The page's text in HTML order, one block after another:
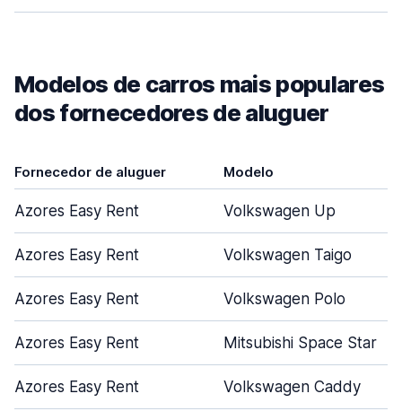
Modelos de carros mais populares
dos fornecedores de aluguer
Fornecedor de aluguer Modelo
Azores Easy Rent Volkswagen Up
Azores Easy Rent Volkswagen Taigo
Azores Easy Rent Volkswagen Polo
Azores Easy Rent Mitsubishi Space Star
Azores Easy Rent Volkswagen Caddy